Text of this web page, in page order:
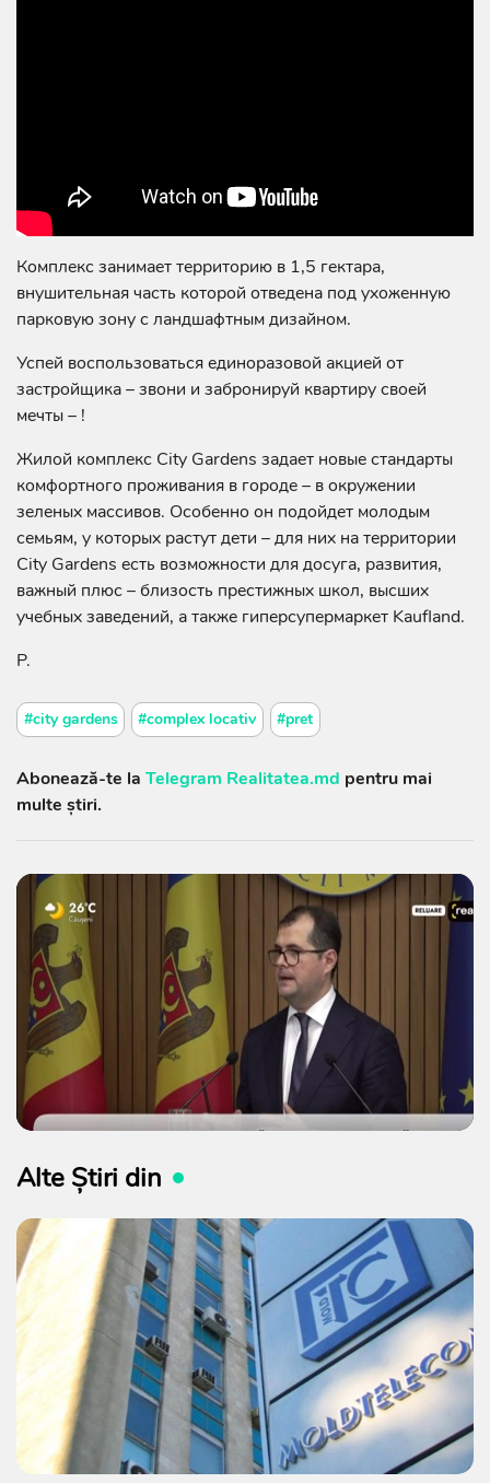
Комплекс занимает территорию в 1,5 гектара,
внушительная часть которой отведена под ухоженную
парковую зону с ландшафтным дизайном.
Успей воспользоваться единоразовой акцией от
застройщика – звони и забронируй квартиру своей
мечты – !
Жилой комплекс City Gardens задает новые стандарты
комфортного проживания в городе – в окружении
зеленых массивов. Особенно он подойдет молодым
семьям, у которых растут дети – для них на территории
City Gardens есть возможности для досуга, развития,
важный плюс – близость престижных школ, высших
учебных заведений, а также гиперсупермаркет Kaufland.
P.
#city gardens #complex locativ #pret
Abonează-te la Telegram Realitatea.md pentru mai
multe știri.
Alte Știri din